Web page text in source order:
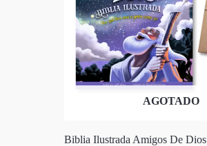
AGOTADO
Biblia Ilustrada Amigos De Dios